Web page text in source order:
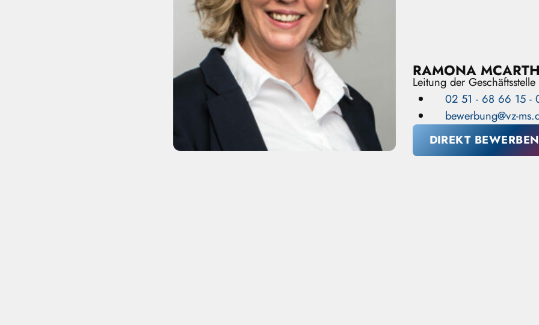
RAMONA
Leitung der Geschäftsstelle
02 51 - 68 66 15 -
bewerbung@vz-
DIREKT BEWERBEN